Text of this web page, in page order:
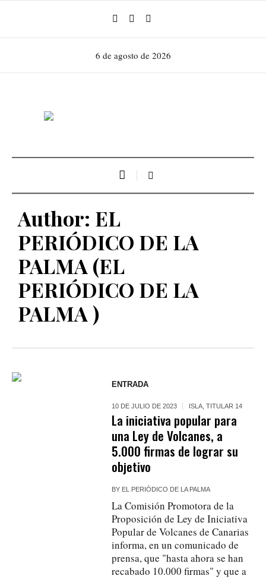
6 de agosto de 2026
Author: EL
PERIÓDICO DE LA
PALMA (EL
PERIÓDICO DE LA
PALMA )
ENTRADA
10 DE JULIO DE 2023 ISLA ,TITULAR 14
La iniciativa popular para
una Ley de Volcanes, a
5.000 firmas de lograr su
objetivo
BY EL PERIÓDICO DE LA PALMA
La Comisión Promotora de la
Proposición de Ley de Iniciativa
Popular de Volcanes de Canarias
informa, en un comunicado de
prensa, que "hasta ahora se han
recabado 10.000 firmas" y que a